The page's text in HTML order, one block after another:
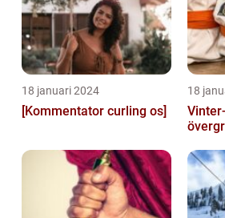
18 januari 2024
[Kommentator curling os]
18